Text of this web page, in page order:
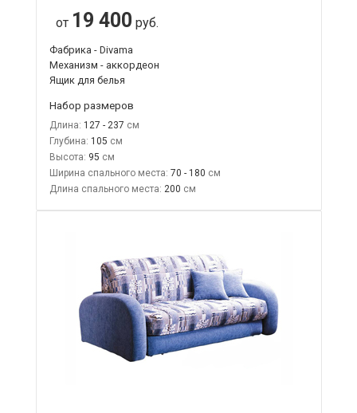
от 19 400 руб.
Фабрика - Divama
Механизм - аккордеон
Ящик для белья
Набор размеров
Длина: 127 - 237
Глубина: 105
Высота: 95
Ширина спального места: 70 - 180
Длина спального места: 200